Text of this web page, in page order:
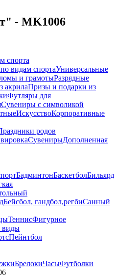
- MK1006
спорта
видам спортаУниверсальные
и грамотыРазрядные
акрилаПризы и подарки из
Футляры для
Сувениры с символикой
ИскусствоКорпоративные
родов
СувенирыДополненная
БадминтонБаскетболБильярд
Бейсбол, гандбол,регбиСанный
ТеннисФигурное
виды
Пейнтбол
БрелокиЧасыФутболки